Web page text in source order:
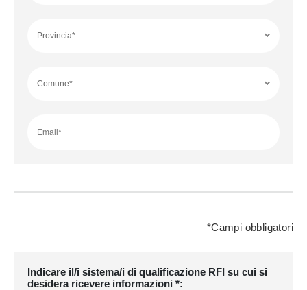
*Campi obbligatori
Indicare il/i sistema/i di qualificazione RFI su cui si
desidera ricevere informazioni *: